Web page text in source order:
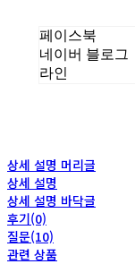
페이스북
네이버 블로그
라인
상세 설명 머리글
상세 설명
상세 설명 바닥글
후기(0)
질문(10)
관련 상품